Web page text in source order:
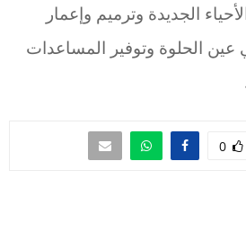
الجديدة وترميم وإعمار
عين الحلوة وتوفير المساعدات
0